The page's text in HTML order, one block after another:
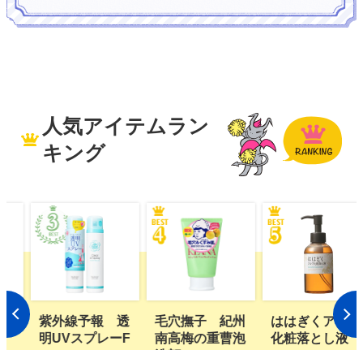
人気アイテムラン
キング
F
毛穴撫子 紀州
南高梅の重曹泡
ははぎくアロマ
化粧落とし液
植物生まれのオ
レンジ地肌シャ